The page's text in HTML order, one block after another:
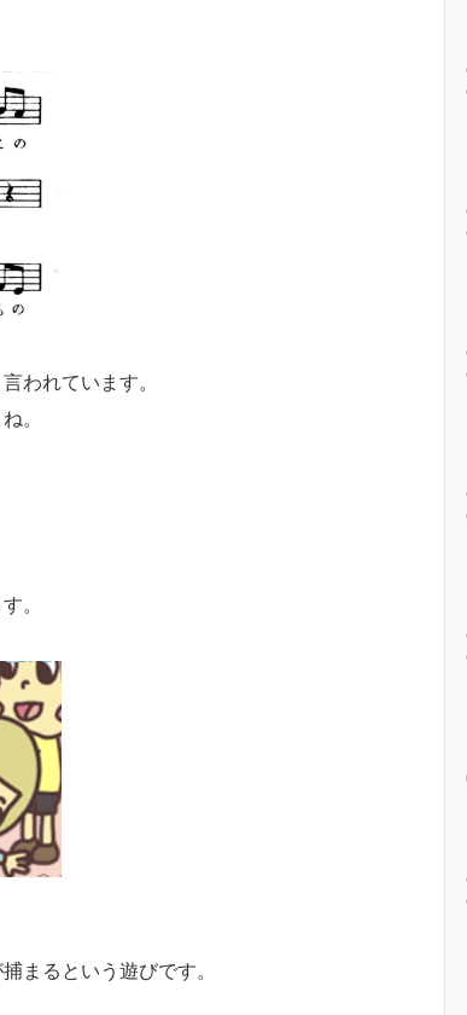
われています。
。
。
まるという遊びです。